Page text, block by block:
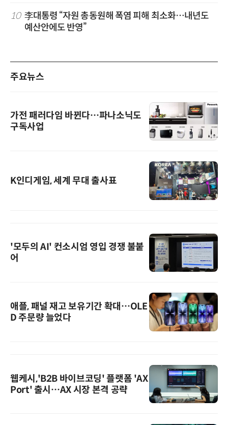
10 李대통령 “자원 총동원해 폭염 피해 최소화…내년도
예산안에도 반영”
주요뉴스
가전 패러다임 바뀐다…파나소닉도
구독사업
K인디게임, 세계 무대 출사표
'모두의 AI' 컨소시엄 영입 경쟁 불붙
어
애플, 패널 재고 보유기간 확대…OLE
D 주문량 늘었다
웹케시,'B2B 바이브코딩' 플랫폼 'AX
Port' 출시…AX 시장 본격 공략